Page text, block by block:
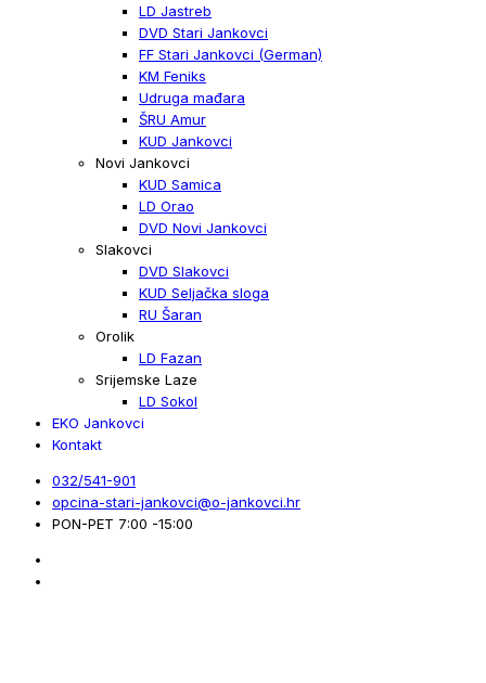
LD Jastreb
DVD Stari Jankovci
FF Stari Jankovci (German)
KM Feniks
Udruga mađara
ŠRU Amur
KUD Jankovci
Novi Jankovci
KUD Samica
LD Orao
DVD Novi Jankovci
Slakovci
DVD Slakovci
KUD Seljačka sloga
RU Šaran
Orolik
LD Fazan
Srijemske Laze
LD Sokol
EKO Jankovci
Kontakt
032/541-901
opcina-stari-jankovci@o-jankovci.hr
PON-PET 7:00 -15:00